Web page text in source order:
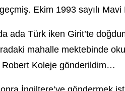
Ekim 1993 sayılı Mavi
ada Türk iken Girit’te
mahalle mektebinde
Robert Koleje gönderildim…